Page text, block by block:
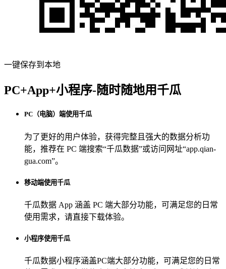
一键保存到本地
PC+App+小程序-随时随地用千瓜
PC（电脑）端使用千瓜
为了更好的用户体验，获得完整且强大的数据分析功
能，推荐在 PC 端搜索“千瓜数据”或访问网址“app.qian-
gua.com”。
移动端使用千瓜
千瓜数据 App 涵盖 PC 端大部分功能，可满足您的日常
使用需求，请直接下载体验。
小程序使用千瓜
千瓜数据小程序涵盖PC端大部分功能，可满足您的日常